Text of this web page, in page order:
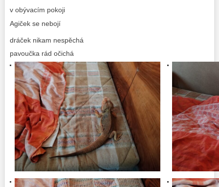
v obývacím pokoji
Agiček se nebojí
dráček nikam nespěchá
pavoučka rád očichá